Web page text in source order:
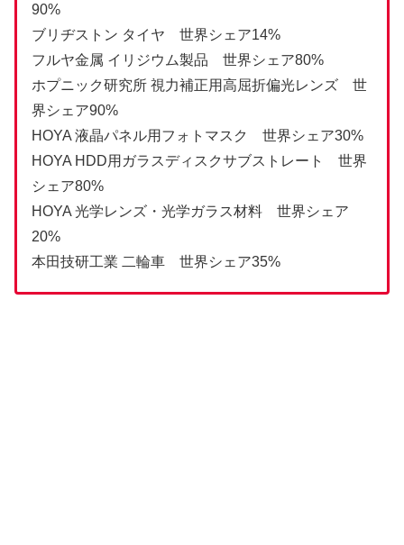
90%
ブリヂストン タイヤ 世界シェア14%
フルヤ金属 イリジウム製品 世界シェア80%
ホプニック研究所 視力補正用高屈折偏光レンズ 世
界シェア90%
HOYA 液晶パネル用フォトマスク 世界シェア30%
HOYA HDD用ガラスディスクサブストレート 世界
シェア80%
HOYA 光学レンズ・光学ガラス材料 世界シェア
20%
本田技研工業 二輪車 世界シェア35%